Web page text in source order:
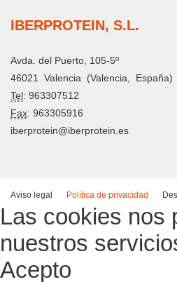
IBERPROTEIN, S.L.
Avda. del Puerto, 105-5º
46021
Valencia (Valencia España)
Tel: 963307512
Fax: 963305916
iberprotein@iberprotein.es
Aviso legal Política de privacidad
Las cookies nos
nuestros
Acepto